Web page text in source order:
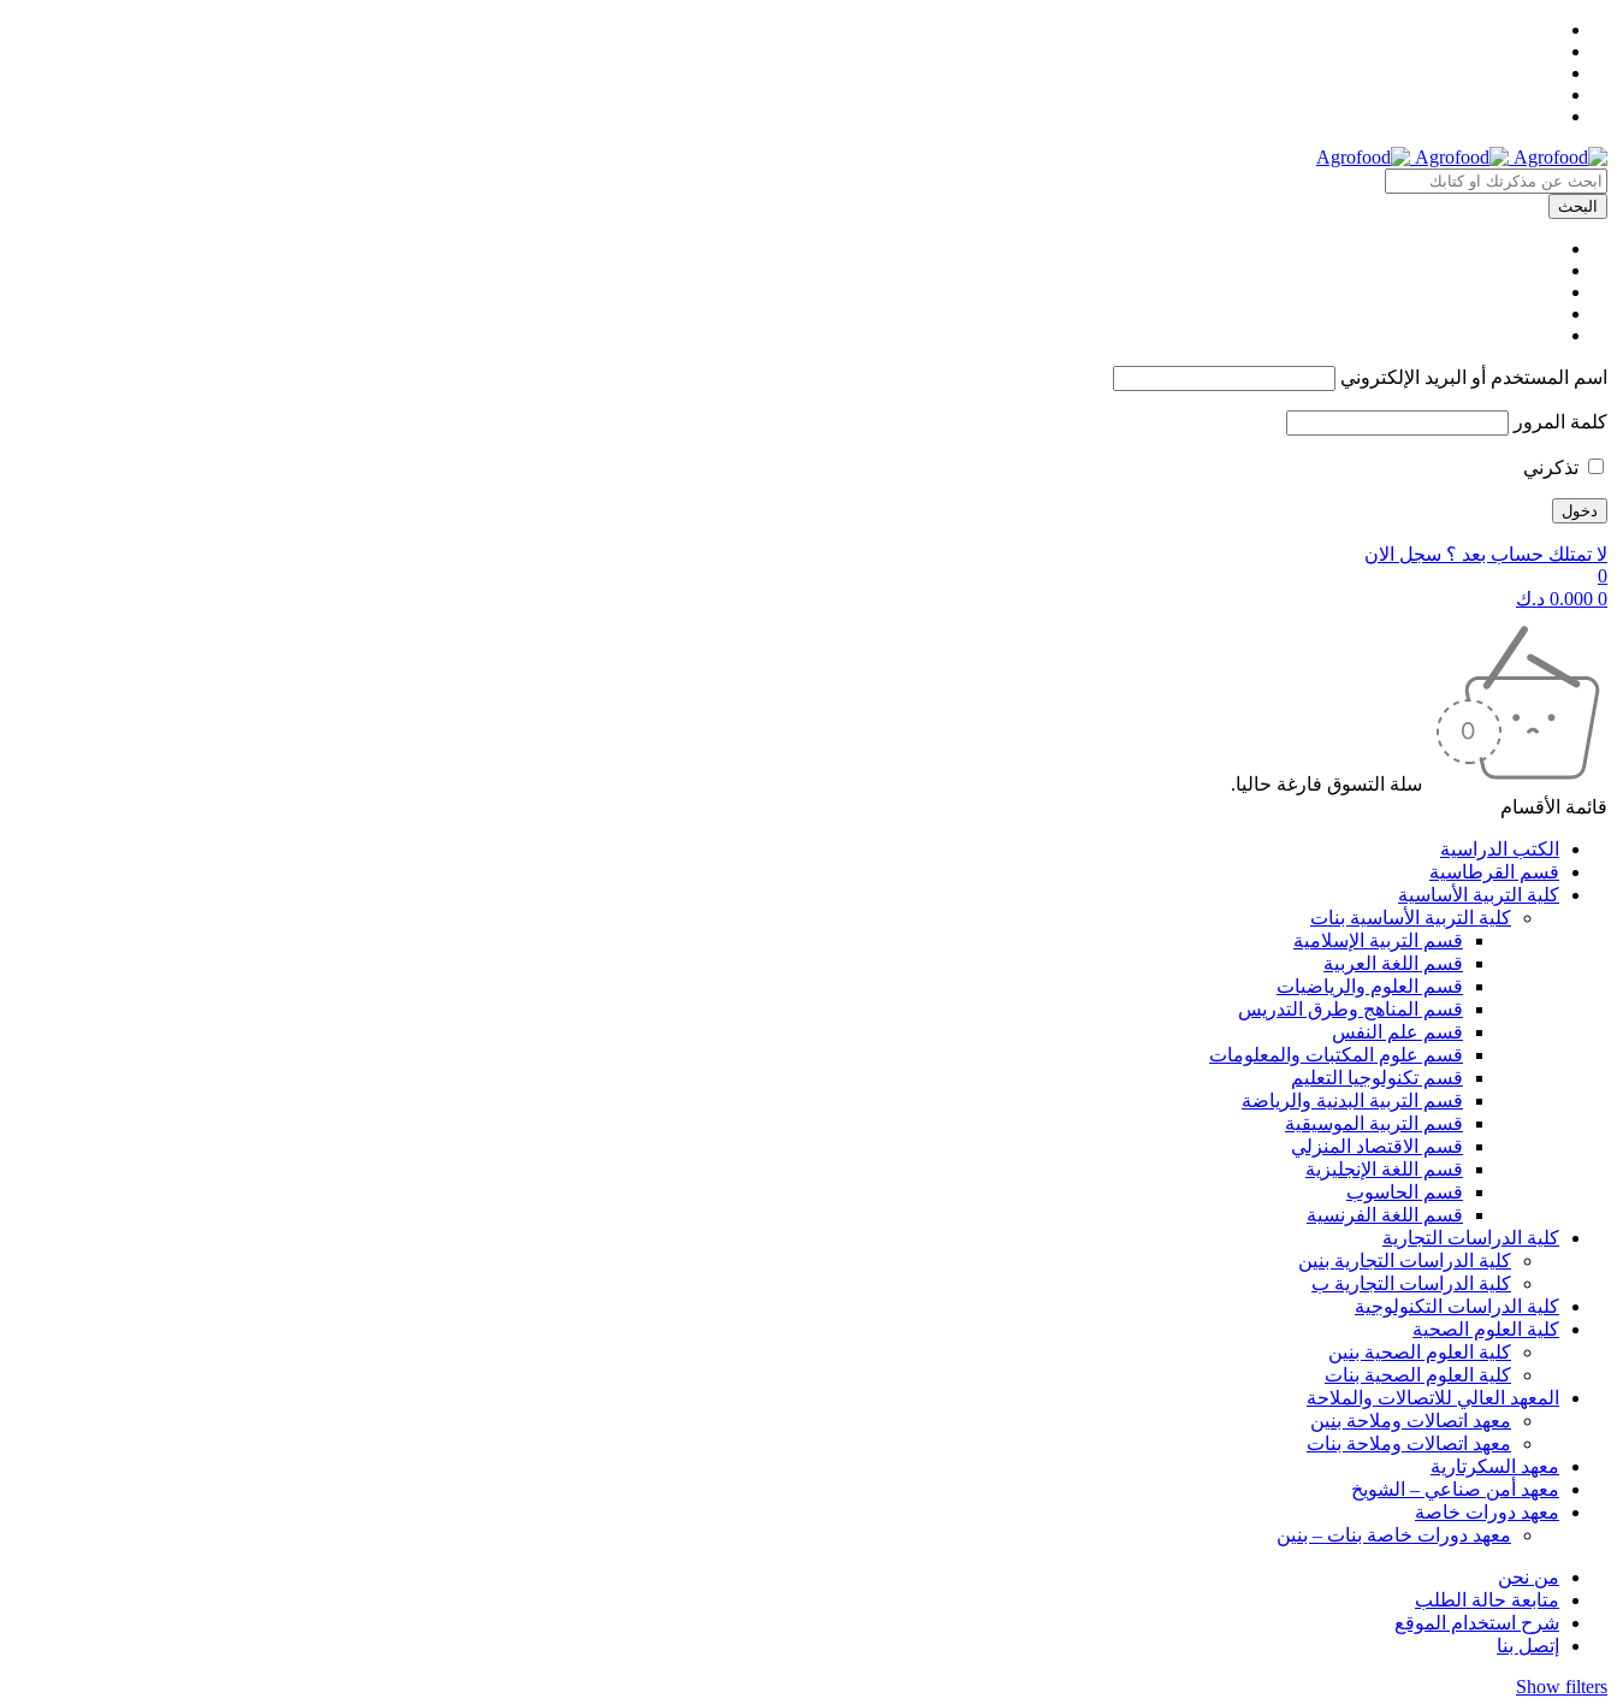
اسم المستخدم أو البريد الإلكتروني
كلمة المرور
تذكرني
لا تمتلك حساب بعد ؟ سجل الان
0
0
0.000 د.ك
سلة التسوق فارغة حاليا.
قائمة الأقسام
الكتب الدراسية
قسم القرطاسية
كلية التربية الأساسية
كلية التربية الأساسية بنات
قسم التربية الإسلامية
قسم اللغة العربية
قسم العلوم والرياضيات
قسم المناهج وطرق التدريس
قسم علم النفس
قسم علوم المكتبات والمعلومات
قسم تكنولوجيا التعليم
قسم التربية البدنية والرياضة
قسم التربية الموسيقية
قسم الاقتصاد المنزلي
قسم اللغة الإنجليزية
قسم الحاسوب
قسم اللغة الفرنسية
كلية الدراسات التجارية
كلية الدراسات التجارية بنين
كلية الدراسات التجارية ب
كلية الدراسات التكنولوجية
كلية العلوم الصحية
كلية العلوم الصحية بنين
كلية العلوم الصحية بنات
المعهد العالي للاتصالات والملاحة
معهد اتصالات وملاحة بنين
معهد اتصالات وملاحة بنات
معهد السكرتارية
معهد أمن صناعي – الشويخ
معهد دورات خاصة
معهد دورات خاصة بنات – بنين
من نحن
متابعة حالة الطلب
شرح استخدام الموقع
إتصل بنا
Show filters